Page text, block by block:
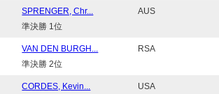
SPRENGER, Chr...
準決勝 1位
AUS
VAN DEN BURGH...
準決勝 2位
RSA
CORDES, Kevin...
USA